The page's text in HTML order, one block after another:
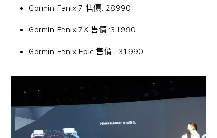
Garmin Fenix 7 售價: 28990
Garmin Fenix 7X 售價 :31990
Garmin Fenix Epic 售價 : 31990